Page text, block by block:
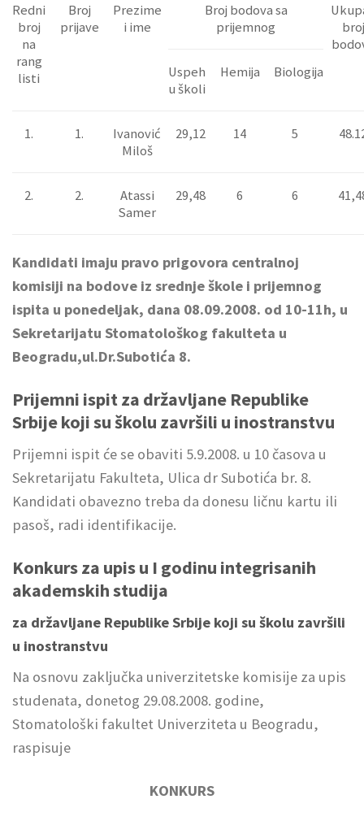
Redni
broj
na
rang
listi
Broj
prijave
Prezime
i ime
Broj bodova sa
prijemnog
broj
Uspeh
u školi
Hemija Biologija
1. 1.
Ivanović
Miloš
29,12 14 5
2. 2.
Atassi
Samer
29,48 6 6
Kandidati imaju pravo prigovora centralnoj
komisiji na bodove iz srednje škole i prijemnog
ispita u ponedeljak, dana 08.09.2008. od 10-11h, u
Sekretarijatu Stomatološkog fakulteta u
Beogradu,ul.Dr.Subotića 8.
Prijemni ispit za državljane Republike
Srbije koji su školu završili u inostranstvu
Prijemni ispit će se obaviti 5.9.2008. u 10 časova u
Sekretarijatu Fakulteta, Ulica dr Subotića br. 8.
Kandidati obavezno treba da donesu ličnu kartu ili
pasoš, radi identifikacije.
Konkurs za upis u I godinu integrisanih
akademskih studija
za državljane Republike Srbije koji su školu završili
u inostranstvu
Na osnovu zaključka univerzitetske komisije za upis
studenata, donetog 29.08.2008. godine,
Stomatološki fakultet Univerziteta u Beogradu,
raspisuje
KONKURS